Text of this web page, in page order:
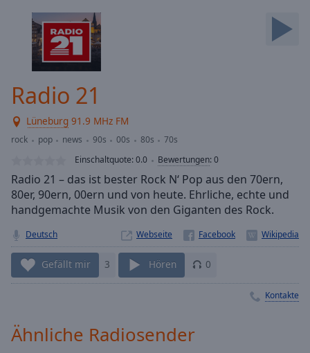
Forward
Current
Loaded:
0.00%
Type LIVE
Seek to
live,
currently
live
LIVE
Remaining
Time-
Rate
Radio 21
Lüneburg 91.9 MHz FM
rock pop news 90s 00s 80s
70s
Einschaltquote:0.0 Bewertungen:0
Radio 21 – das ist bester Rock N‘ Pop aus den 70ern,
80er, 90ern, 00ern und von heute. Ehrliche, echte und
handgemachte Musik von den Giganten des Rock.
Deutsch Webseite
Gefällt mir 3 Hören 0
Kontakte
Ähnliche Radiosender